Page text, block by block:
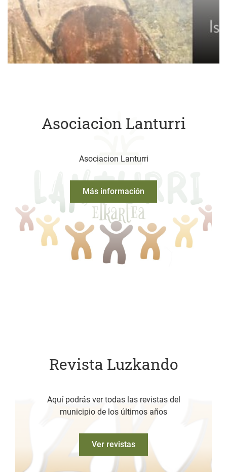
Asociacion Lanturri
Asociacion Lanturri
Más información
Revista Luzkando
Aquí podrás ver todas las revistas del
municipio de los últimos años
Ver revistas